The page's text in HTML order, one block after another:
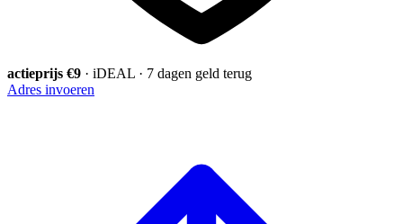
actieprijs €9 · iDEAL · 7 dagen geld terug
Adres invoeren